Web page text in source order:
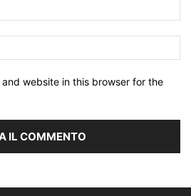
and website in this browser for the